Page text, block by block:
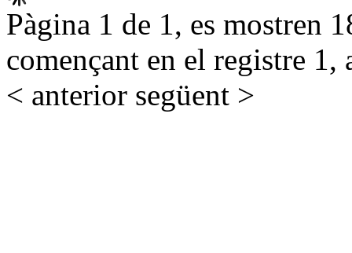
Pàgina 1 de 1, es mostren
començant en el registre 1,
< anterior següent >